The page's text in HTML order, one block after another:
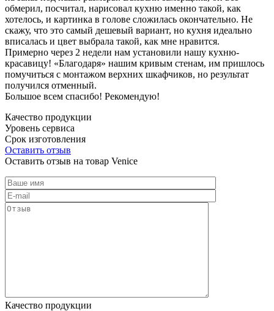
обмерил, посчитал, нарисовал кухню именно такой, как
хотелось, и картинка в голове сложилась окончательно. Не
скажу, что это самый дешевый вариант, но кухня идеально
вписалась и цвет выбрала такой, как мне нравится.
Примерно через 2 недели нам установили нашу кухню-
красавицу! «Благодаря» нашим кривым стенам, им пришлось
помучиться с монтажом верхних шкафчиков, но результат
получился отменный.
Большое всем спасибо! Рекомендую!
Качество продукции
Уровень сервиса
Срок изготовления
Оставить отзыв
Оставить отзыв на товар Venice
Качество продукции